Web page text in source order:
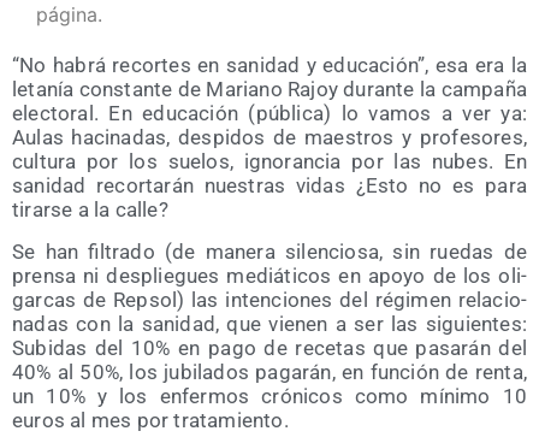
página.
“No habrá recor­tes en sani­dad y edu­ca­ción”, esa era la
leta­nía cons­tan­te de Mariano Rajoy duran­te la cam­pa­ña
elec­to­ral. En edu­ca­ción (públi­ca) lo vamos a ver ya:
Aulas haci­na­das, des­pi­dos de maes­tros y pro­fe­so­res,
cul­tu­ra por los sue­los, igno­ran­cia por las nubes. En
sani­dad recor­ta­rán nues­tras vidas ¿Esto no es para
tirar­se a la calle?
Se han fil­tra­do (de mane­ra silen­cio­sa, sin rue­das de
pren­sa ni des­plie­gues mediá­ti­cos en apo­yo de los oli­
gar­cas de Rep­sol) las inten­cio­nes del régi­men rela­cio­
na­das con la sani­dad, que vie­nen a ser las siguien­tes:
Subi­das del 10% en pago de rece­tas que pasa­rán del
40% al 50%, los jubi­la­dos paga­rán, en fun­ción de ren­ta,
un 10% y los enfer­mos cró­ni­cos como míni­mo 10
euros al mes por tratamiento.